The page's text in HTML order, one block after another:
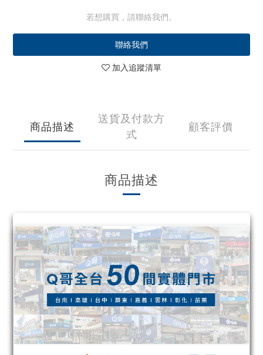
若想購買，請聯絡我們。
聯絡我們
加入追蹤清單
商品描述
送貨及付款方
式
顧客評價
商品描述